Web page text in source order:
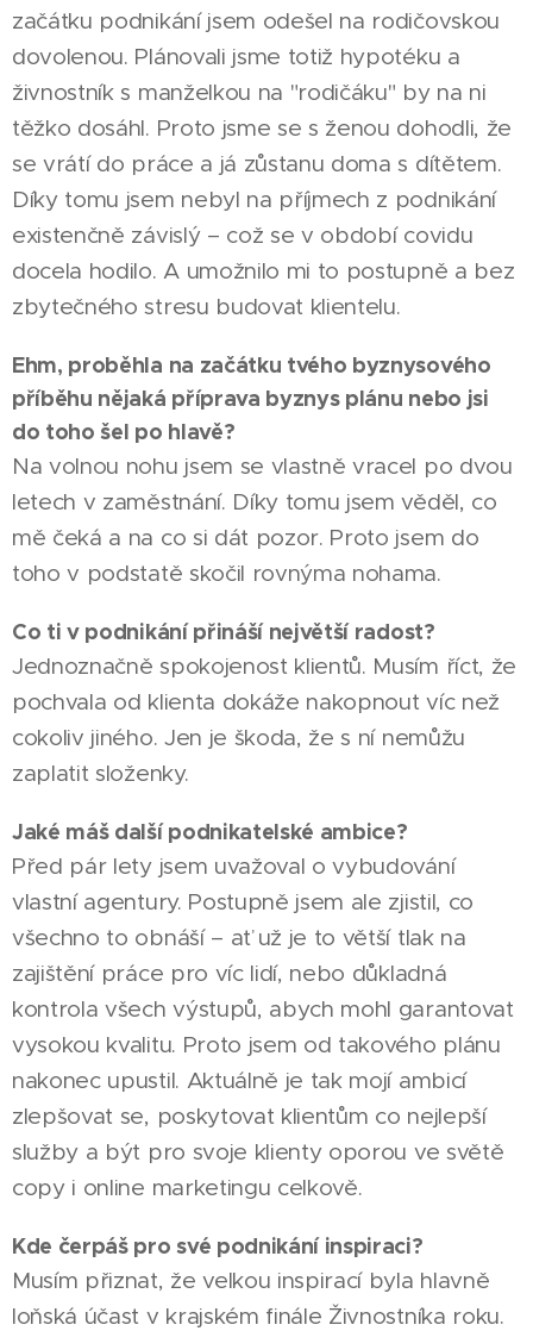
začátku podnikání jsem odešel na rodičovskou
dovolenou. Plánovali jsme totiž hypotéku a
živnostník s manželkou na "rodičáku" by na ni
těžko dosáhl. Proto jsme se s ženou dohodli, že
se vrátí do práce a já zůstanu doma s dítětem.
Díky tomu jsem nebyl na příjmech z podnikání
existenčně závislý – což se v období covidu
docela hodilo. A umožnilo mi to postupně a bez
zbytečného stresu budovat klientelu.
Ehm, proběhla na začátku tvého byznysového
příběhu nějaká příprava byznys plánu nebo jsi
do toho šel po hlavě?
Na volnou nohu jsem se vlastně vracel po dvou
letech v zaměstnání. Díky tomu jsem věděl, co
mě čeká a na co si dát pozor. Proto jsem do
toho v podstatě skočil rovnýma nohama.
Co ti v podnikání přináší největší radost?
Jednoznačně spokojenost klientů. Musím říct, že
pochvala od klienta dokáže nakopnout víc než
cokoliv jiného. Jen je škoda, že s ní nemůžu
zaplatit složenky.
Jaké máš další podnikatelské ambice?
Před pár lety jsem uvažoval o vybudování
vlastní agentury. Postupně jsem ale zjistil, co
všechno to obnáší – ať už je to větší tlak na
zajištění práce pro víc lidí, nebo důkladná
kontrola všech výstupů, abych mohl garantovat
vysokou kvalitu. Proto jsem od takového plánu
nakonec upustil. Aktuálně je tak mojí ambicí
zlepšovat se, poskytovat klientům co nejlepší
služby a být pro svoje klienty oporou ve světě
copy i online marketingu celkově.
Kde čerpáš pro své podnikání inspiraci?
Musím přiznat, že velkou inspirací byla hlavně
loňská účast v krajském finále Živnostníka roku.